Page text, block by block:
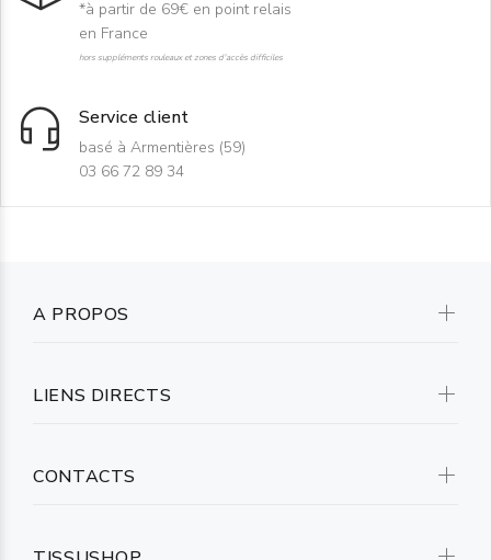
*à partir de 69€ en point relais
en France
hors suppléments rouleaux et zones d'accès difficiles
Service client
basé à Armentières (59)
03 66 72 89 34
A PROPOS
LIENS DIRECTS
CONTACTS